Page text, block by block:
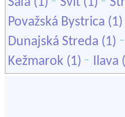
Považská Bystrica (1)
Dunajská Streda (1) -
Kežmarok (1) - Ilava